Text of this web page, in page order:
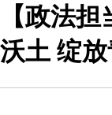
【政法
沃土 绽